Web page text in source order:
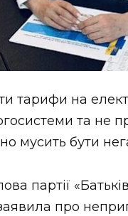
тарифи на
та не
мусить бути
партії
про